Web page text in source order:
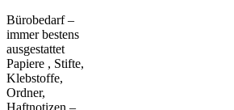
Bürobedarf –
immer bestens
ausgestattet
Papiere , Stifte,
Klebstoffe,
Ordner,
Haftnotizen –